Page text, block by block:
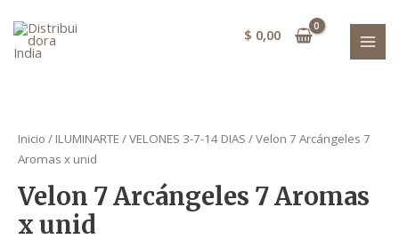
contenido
$ 0,00
Inicio / ILUMINARTE /VELONES 3-7-14 DIAS / Velon 7 Arcángeles 7
Aromas x unid
Velon 7 Arcángeles 7 Aromas
x unid
7
Arcángeles
Aromas
unid
x